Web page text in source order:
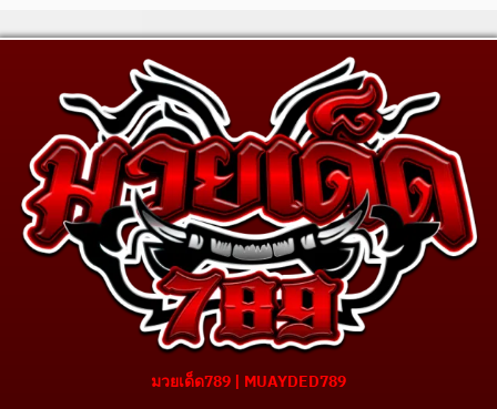
มวยเด็ด789 | MUAYDED789